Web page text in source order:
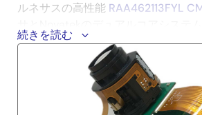
ルネサスの高性能 RAA462113FYL
画像信号プロセッサを中心に構築さ
ルチェーンの電気的機能に対応する
ネサスICを使用しています。 CISボー
RAA462113FYL、DC/DC降圧コンバ
ドライバ、およびレンズが含まれて
続きを読む